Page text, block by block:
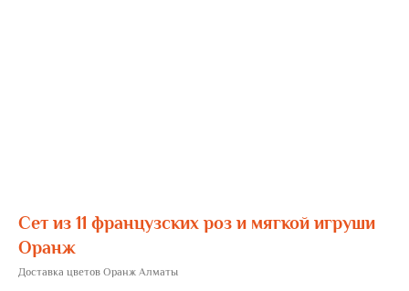
Сет из 11 французских роз и мягкой игруши
Оранж
Доставка цветов Оранж Алматы